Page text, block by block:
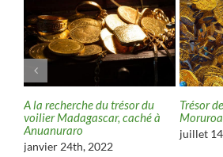
A la recherche du trésor du
voilier Madagascar, caché à
Anuanuraro
janvier 24th, 2022
Trésor
juillet